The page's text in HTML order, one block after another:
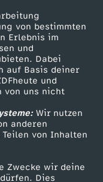
von bestimmten
Erlebnis im
und
Dabei
auf Basis deiner
und
von uns nicht
Wir nutzen
anderen
von Inhalten
Zwecke wir deine
Dies